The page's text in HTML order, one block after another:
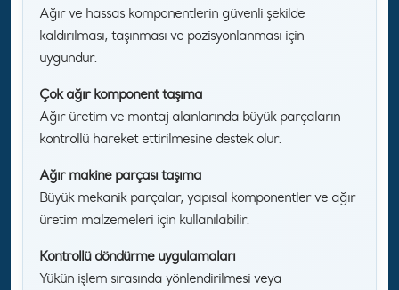
Ağır ve hassas komponentlerin güvenli şekilde
kaldırılması, taşınması ve pozisyonlanması için
uygundur.
Çok ağır komponent taşıma
Ağır üretim ve montaj alanlarında büyük parçaların
kontrollü hareket ettirilmesine destek olur.
Ağır makine parçası taşıma
Büyük mekanik parçalar, yapısal komponentler ve ağır
üretim malzemeleri için kullanılabilir.
Kontrollü döndürme uygulamaları
Yükün işlem sırasında yönlendirilmesi veya